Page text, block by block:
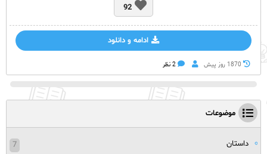
92
ادامه و دانلود
1870 روز پيش 2 نظر
موضوعات
داستان
7